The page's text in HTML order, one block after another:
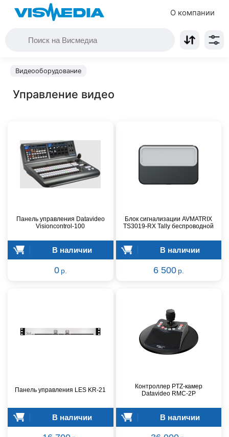
О компании
Видеооборудование
Управление видео
Панель управления Datavideo
Visioncontrol-100
В наличии
0 р.
Блок сигнализации AVMATRIX
TS3019-RX Tally беспроводной
В наличии
6 500 р.
Панель управления LES KR-21
В наличии
Контроллер PTZ-камер
Datavideo RMC-2P
В наличии